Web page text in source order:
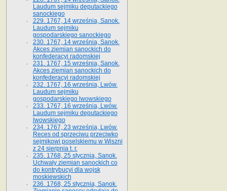
Laudum sejmiku deputackiego
sanockiego
229. 1767, 14 września, Sanok.
Laudum sejmiku
gospodarskiego sanockiego
230. 1767, 14 września, Sanok.
Akces ziemian sanockich do
konfederacyi radomskiej
231. 1767, 15 września, Sanok.
Akces ziemian sanockich do
konfederacyi radomskiej
232. 1767, 16 września, Lwów.
Laudum sejmiku
gospodarskiego lwowskiego
233. 1767, 16 września, Lwów.
Laudum sejmiku deputackiego
lwowskiego
234. 1767, 23 września, Lwów.
Reces od sprzeciwu przeciwko
sejmikowi poselskiemu w Wiszni
z 24 sierpnia t. r.
235. 1768, 25 stycznia, Sanok.
Uchwały ziemian sanockich co
do kontrybucyi dla wojsk
moskiewskich
236. 1768, 25 stycznia, Sanok.